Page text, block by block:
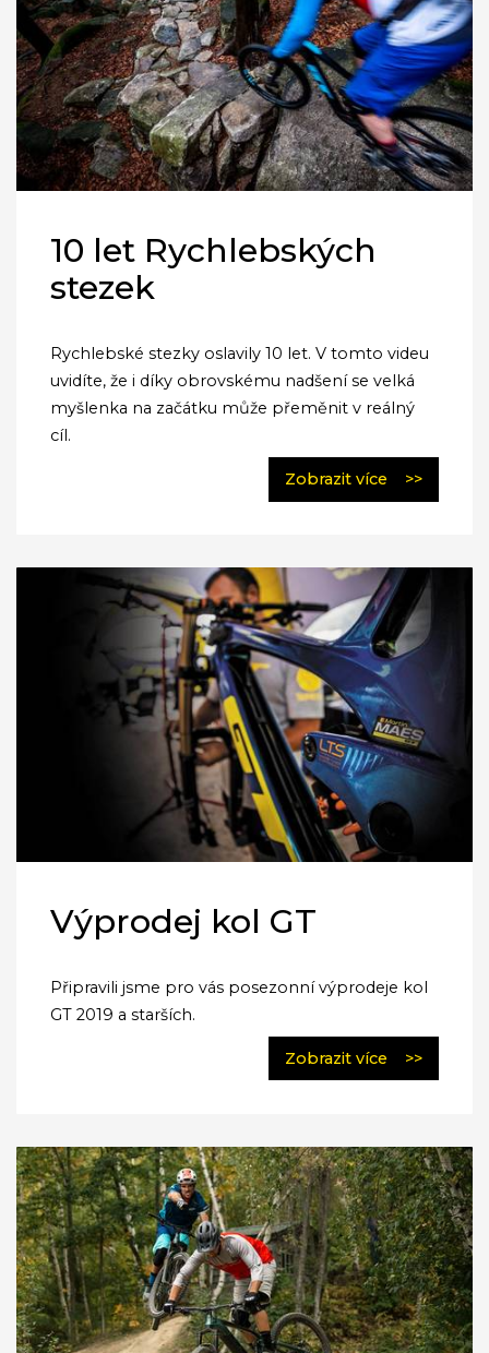
10 let Rychlebských
stezek
Rychlebské stezky oslavily 10 let. V tomto videu
uvidíte, že i díky obrovskému nadšení se velká
myšlenka na začátku může přeměnit v reálný
cíl.
Zobrazit více >>
Výprodej kol GT
Připravili jsme pro vás posezonní výprodeje kol
GT 2019 a starších.
Zobrazit více >>